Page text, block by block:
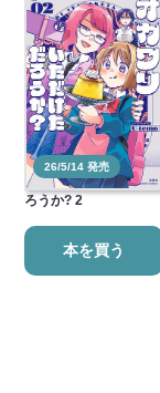
26/5/14 発売
オカワリいただけただ
ろうか? 2
本を買う